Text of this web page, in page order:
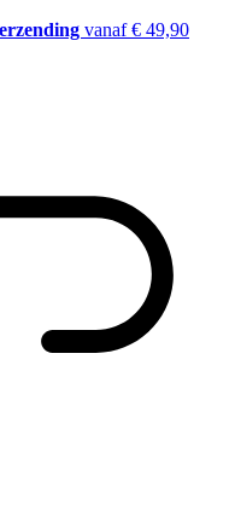
vanaf € 49,90